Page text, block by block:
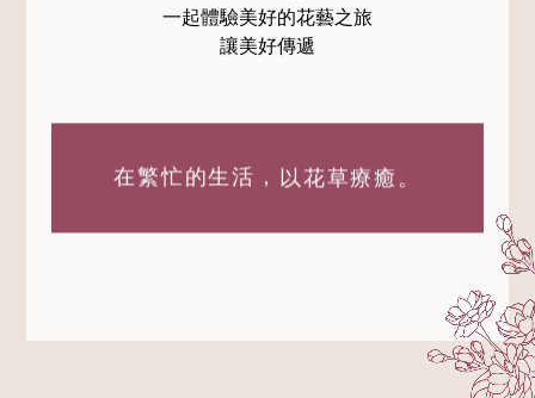
一起體驗美好的花藝之旅
讓美好傳遞
在繁忙的生活， 以花草療癒。